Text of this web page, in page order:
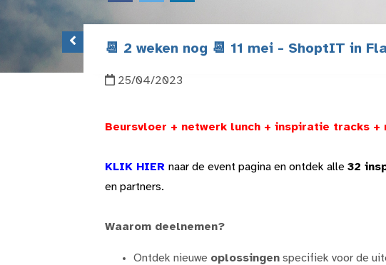
📆 2 weken nog 📆 11 mei - ShoptIT in
25/04/2023
Beursvloer + netwerk lunch + inspiratie tracks +
KLIK HIER naar de event pagina en ontdek alle 32
en partners.
Waarom deelnemen?
Ontdek nieuwe oplossingen specifiek voor de